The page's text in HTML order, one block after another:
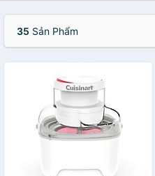
35 Sản Phẩm